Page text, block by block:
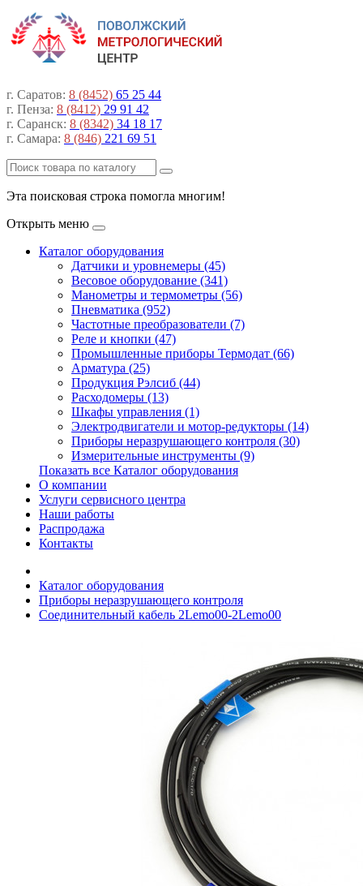
г. Саратов: 8 (8452) 65 25 44
г. Пенза: 8 (8412) 29 91 42
г. Саранск: 8 (8342) 34 18 17
г. Самара: 8 (846) 221 69 51
Эта поисковая строка помогла многим!
Открыть меню
Каталог оборудования
Датчики и уровнемеры (45)
Весовое оборудование (341)
Манометры и термометры (56)
Пневматика (952)
Частотные преобразователи (7)
Реле и кнопки (47)
Промышленные приборы Термодат (66)
Арматура (25)
Продукция Рэлсиб (44)
Расходомеры (13)
Шкафы управления (1)
Электродвигатели и мотор-редукторы (14)
Приборы неразрушающего контроля (30)
Измерительные инструменты (9)
Показать все Каталог оборудования
О компании
Услуги сервисного центра
Наши работы
Распродажа
Контакты
Каталог оборудования
Приборы неразрушающего контроля
Соединительный кабель 2Lemo00-2Lemo00